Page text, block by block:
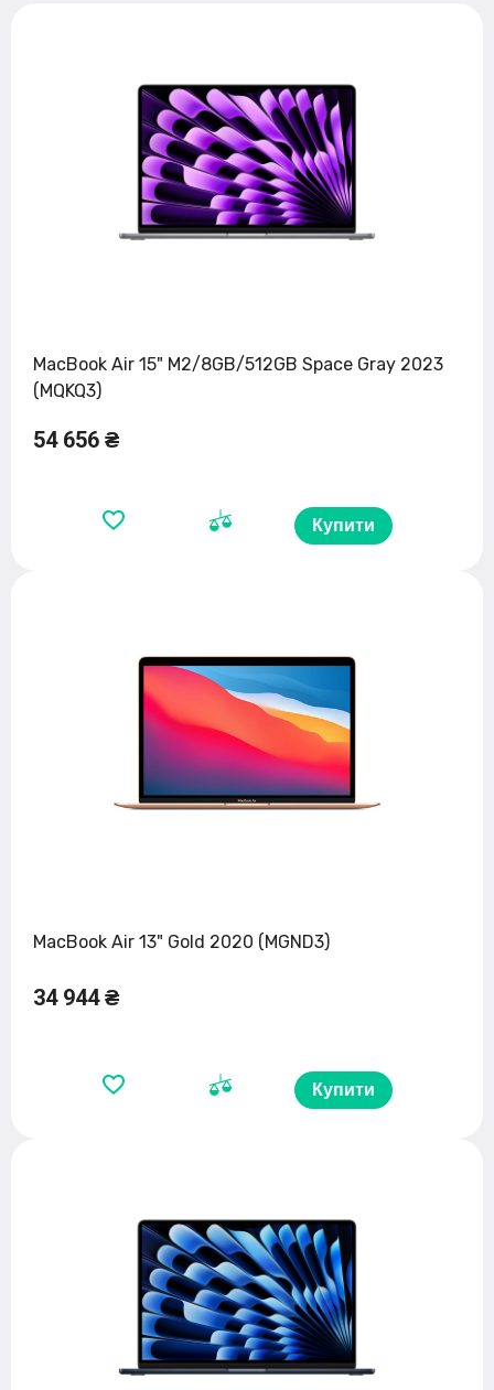
MacBook Air 15" M2/8GB/512GB Space Gray 2023
(MQKQ3)
54 656 ₴
Купити
MacBook Air 13" Gold 2020 (MGND3)
34 944 ₴
Купити